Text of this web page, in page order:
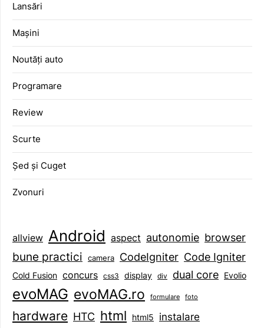
Lansări
Mașini
Noutăți auto
Programare
Review
Scurte
Șed și Cuget
Zvonuri
allview Android aspect autonomie browser
bune practici camera CodeIgniter Code Igniter
Cold Fusion concurs css3 display div dual core Evolio
evoMAG evoMAG.ro formulare foto
hardware HTC html html5 instalare